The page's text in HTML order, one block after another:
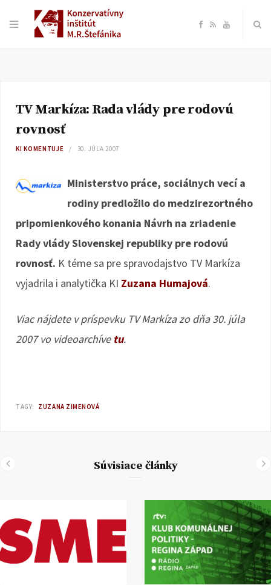
F
e
o
R Y
T
e
TV Markíza: Rada vlády pre rodovú
rovnosť
KI KOMENTUJE 30. JÚLA 2007
Ministerstvo práce, sociálnych vecí a
rodiny predložilo do medzirezortného
pripomienkového konania Návrh na zriadenie
Rady vlády Slovenskej republiky pre rodovú
rovnosť. K téme sa pre spravodajstvo TV Markíza
vyjadrila i analytička KI Zuzana Humajová.
Viac nájdete v príspevku TV Markíza zo dňa 30. júla
2007 vo videoarchíve tu.
TAGY: ZUZANA ZIMENOVÁ
Súvisiace články